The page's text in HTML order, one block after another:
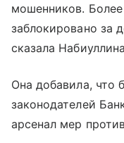
мошенников.
заблокировано за
сказала
Она добавила, что
законодателей
арсенал мер